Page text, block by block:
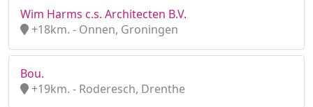
Wim Harms c.s. Architecten B.V.
+18km. - Onnen, Groningen
Bou.
+19km. - Roderesch, Drenthe